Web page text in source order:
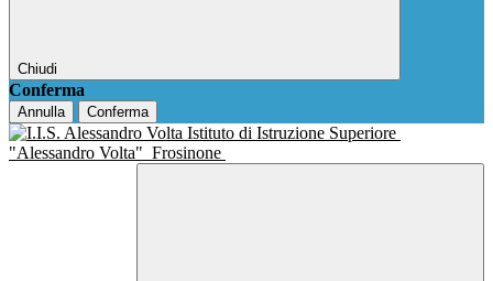
Chiudi
Conferma
Annulla Conferma
Istituto di Istruzione Superiore
"Alessandro Volta" Frosinone